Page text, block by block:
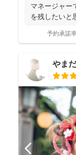
マネージャー
を残したい
予約承諾
やま